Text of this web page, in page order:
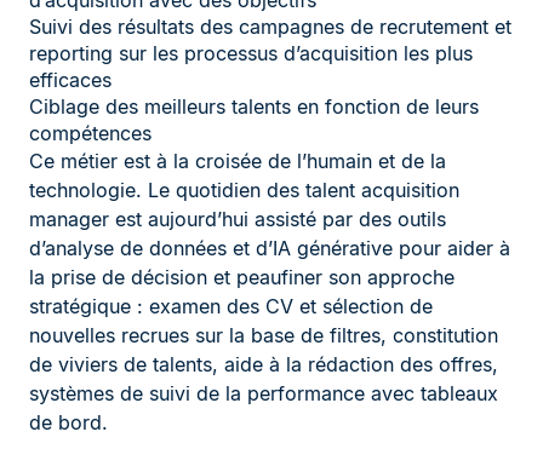
Suivi des résultats des campagnes de recrutement et
reporting sur les processus d’acquisition les plus
efficaces
Ciblage des meilleurs talents en fonction de leurs
compétences
Ce métier est à la croisée de l’humain et de la
technologie. Le quotidien des talent acquisition
manager est aujourd’hui assisté par des outils
d’analyse de données et d’IA générative pour aider à
la prise de décision et peaufiner son approche
stratégique : examen des CV et sélection de
nouvelles recrues sur la base de filtres, constitution
de viviers de talents, aide à la rédaction des offres,
systèmes de suivi de la performance avec tableaux
de bord.